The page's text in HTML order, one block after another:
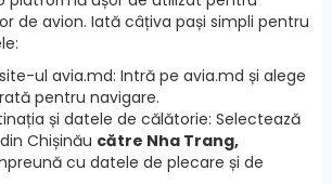
de avion. Iată câțiva pași simpli pentru
ul avia.md: Intră pe avia.md și alege
pentru navigare.
și datele de călătorie: Selectează
Chișinău către Nha Trang,
cu datele de plecare și de